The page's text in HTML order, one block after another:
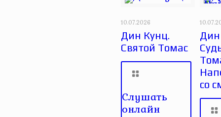
10.07.2026
Дин Кунц.
Святой Томас
Слушать
онлайн
Дин
со